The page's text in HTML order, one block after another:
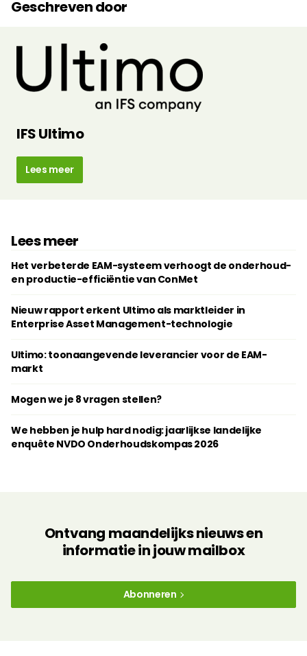
Geschreven door
IFS Ultimo
Lees meer
Lees meer
Het verbeterde EAM-systeem verhoogt de onderhoud-
en productie-efficiëntie van ConMet
Nieuw rapport erkent Ultimo als marktleider in
Enterprise Asset Management-technologie
Ultimo: toonaangevende leverancier voor de EAM-
markt
Mogen we je 8 vragen stellen?
We hebben je hulp hard nodig: jaarlijkse landelijke
enquête NVDO Onderhoudskompas 2026
Ontvang maandelijks nieuws en
informatie in jouw mailbox
Abonneren